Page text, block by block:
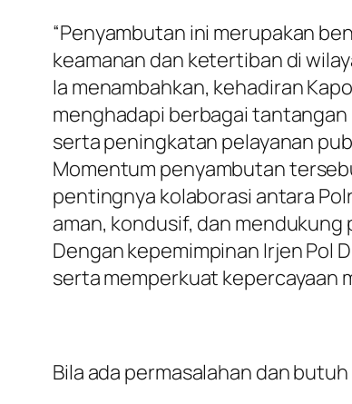
“Penyambutan ini merupakan
keamanan dan ketertiban di
Ia menambahkan, kehadiran
menghadapi berbagai
serta peningkatan pelayanan
Momentum penyambutan
pentingnya kolaborasi antara
aman, kondusif, dan
Dengan kepemimpinan Irjen Pol
serta memperkuat kepercayaan
Bila ada permasalahan dan